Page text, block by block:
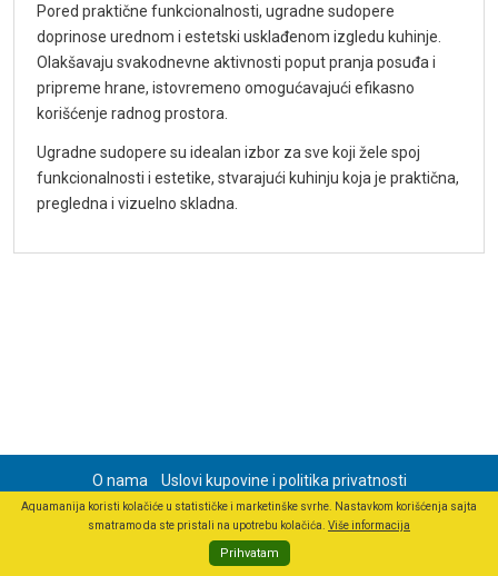
Pored praktične funkcionalnosti, ugradne sudopere
doprinose urednom i estetski usklađenom izgledu kuhinje.
Olakšavaju svakodnevne aktivnosti poput pranja posuđa i
pripreme hrane, istovremeno omogućavajući efikasno
korišćenje radnog prostora.
Ugradne sudopere su idealan izbor za sve koji žele spoj
funkcionalnosti i estetike, stvarajući kuhinju koja je praktična,
pregledna i vizuelno skladna.
O nama
Uslovi kupovine i politika privatnosti
Naši LINNI proizvodi
Naš Facebook Naš Instagram Blog
© 2026 Aquamanija -info@aquamanija.rs
Aquamanija koristi kolačiće u statističke i marketinške svrhe. Nastavkom korišćenja sajta
smatramo da ste pristali na upotrebu kolačića. Više informacija
Prihvatam